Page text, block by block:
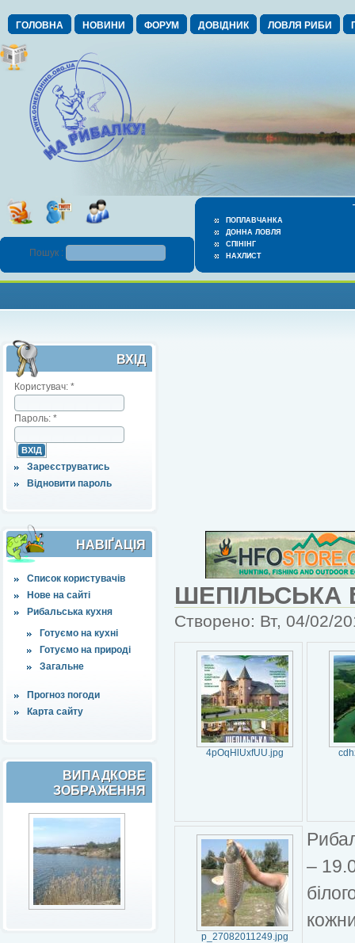
ГОЛОВНА НОВИНИ ФОРУМ ДОВІДНИК ЛОВЛЯ РИБИ
ПОПЛАВЧАНКА
ДОННА ЛОВЛЯ
СПІНІНГ
НАХЛИСТ
Пошук :
ВХІД
Користувач: *
Пароль: *
Зареєструватись
Відновити пароль
НАВІҐАЦІЯ
Список користувачів
Нове на сайті
Рибальська кухня
Готуємо на кухні
Готуємо на природі
Загальне
Прогноз погоди
Карта сайту
ВИПАДКОВЕ
ЗОБРАЖЕННЯ
ШЕПІЛЬСЬКА
Створено: Вт, 04/02/
4pOqHlUxfUU.jpg
p_27082011249.jpg
–